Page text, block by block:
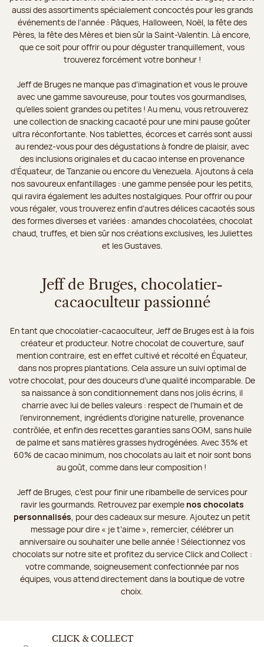
aussi des assortiments spécialement concoctés pour les grands
événements de l’année : Pâques, Halloween, Noël, la fête des
Pères, la fête des Mères et bien sûr la Saint-Valentin. Là encore,
que ce soit pour offrir ou pour déguster tranquillement, vous
trouverez forcément votre bonheur !
Jeff de Bruges ne manque pas d’imagination et vous le prouve
avec une gamme savoureuse, pour toutes vos gourmandises,
qu’elles soient grandes ou petites ! Au menu, vous retrouverez
une collection de snacking cacaoté pour une mini pause goûter
ultra réconfortante. Nos tablettes, écorces et carrés sont aussi
au rendez-vous pour des dégustations à fondre de plaisir, avec
des inclusions originales et du cacao intense en provenance
d’Équateur, de Tanzanie ou encore du Venezuela. Ajoutons à cela
nos savoureux enfantillages : une gamme pensée pour les petits,
qui ravira également les adultes nostalgiques. Pour offrir ou pour
vous régaler, vous trouverez enfin d’autres délices cacaotés sous
des formes diverses et variées : amandes chocolatées, chocolat
chaud, truffes, et bien sûr nos créations exclusives, les Juliettes
et les Gustaves.
Jeff de Bruges, chocolatier-
cacaoculteur passionné
En tant que chocolatier-cacaoculteur, Jeff de Bruges est à la fois
créateur et producteur. Notre chocolat de couverture, sauf
mention contraire, est en effet cultivé et récolté en Équateur,
dans nos propres plantations. Cela assure un suivi optimal de
votre chocolat, pour des douceurs d’une qualité incomparable. De
sa naissance à son conditionnement dans nos jolis écrins, il
charrie avec lui de belles valeurs : respect de l’humain et de
l’environnement, ingrédients d’origine naturelle, provenance
contrôlée, et enfin des recettes garanties sans OGM, sans huile
de palme et sans matières grasses hydrogénées. Avec 35% et
60% de cacao minimum, nos chocolats au lait et noir sont bons
au goût, comme dans leur composition !
Jeff de Bruges, c’est pour finir une ribambelle de services pour
ravir les gourmands. Retrouvez par exemple nos chocolats
personnalisés , pour des cadeaux sur mesure. Ajoutez un petit
message pour dire « je t’aime », remercier, célébrer un
anniversaire ou souhaiter une belle année ! Sélectionnez vos
chocolats sur notre site et profitez du service Click and Collect :
votre commande, soigneusement confectionnée par nos
équipes, vous attend directement dans la boutique de votre
choix.
CLICK & COLLECT